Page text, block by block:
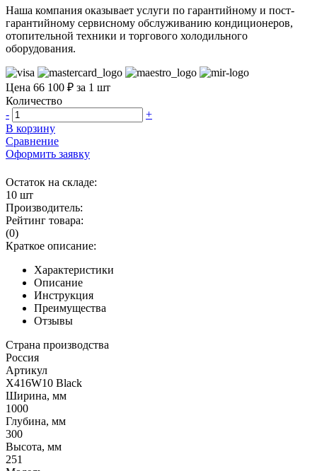
Наша компания оказывает услуги по гарантийному и пост-
гарантийному сервисному обслуживанию кондиционеров,
отопительной техники и торгового холодильного
оборудования.
Цена 66 100 ₽ за 1 шт
Количество
-
+
В корзину
Сравнение
Оформить заявку
Остаток на складе:
10 шт
Производитель:
Рейтинг товара:
(0)
Краткое описание:
Характеристики
Описание
Инструкция
Преимущества
Отзывы
Страна производства
Россия
Артикул
X416W10 Black
Ширина, мм
1000
Глубина, мм
300
Высота, мм
251